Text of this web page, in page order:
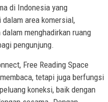
di Indonesia yang
area komersial,
menghadirkan ruang
pengunjung.
Free Reading Space
tetapi juga berfungsi
koneksi, baik dengan